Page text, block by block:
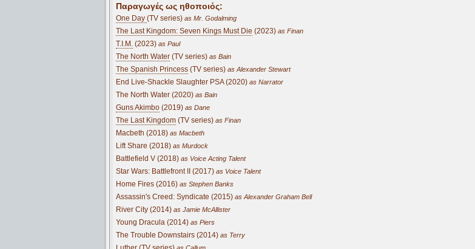
Παραγωγές ως ηθοποιός:
One Day (TV series) as Mr. Godalming
The Last Kingdom: Seven Kings Must Die (2023) as Finan
T.I.M. (2023) as Paul
The North Water (TV series) as Bain
The Spanish Princess (TV series) as Alexander Stewart
End Live-Shackle Slaughter PSA (2020) as Narrator
The North Water (2020) as Bain
Guns Akimbo (2019) as Dane
The Last Kingdom (TV series) as Finan
Macbeth (2018) as Macbeth
Lift Share (2018) as Murdock
Battlefield V (2018) as Voice Acting Talent
Star Wars: Battlefront II (2017) as Voice Talent
Home Fires (2016) as Stephen Banks
Assassin's Creed: Syndicate (2015) as Alexander Graham Bell
River City (2014) as Jamie McAllister
Young Dracula (2014) as Piers
The Trouble Downstairs (2014) as Terry